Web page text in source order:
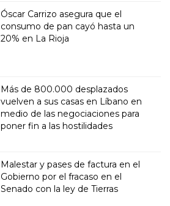
Óscar Carrizo asegura que el
consumo de pan cayó hasta un
20% en La Rioja
Más de 800.000 desplazados
vuelven a sus casas en Líbano en
medio de las negociaciones para
poner fin a las hostilidades
Malestar y pases de factura en el
Gobierno por el fracaso en el
Senado con la ley de Tierras